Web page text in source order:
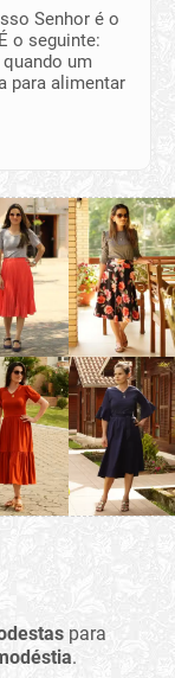
Senhor é o
o seguinte:
um
para alimentar
para
.